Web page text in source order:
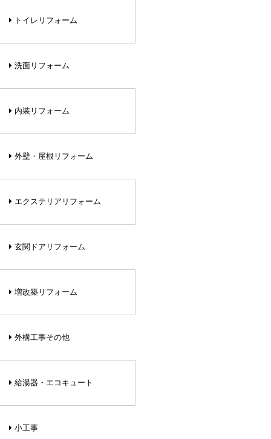
トイレリフォーム
洗面リフォーム
内装リフォーム
外壁・屋根リフォーム
エクステリアリフォーム
玄関ドアリフォーム
増改築リフォーム
外構工事その他
給湯器・エコキュート
小工事